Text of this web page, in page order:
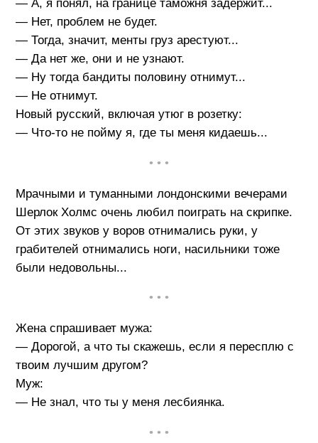
— А, я понял, на границе таможня задержит...
— Нет, проблем не будет.
— Тогда, значит, менты груз арестуют...
— Да нет же, они и не узнают.
— Ну тогда бандиты половину отнимут...
— Не отнимут.
Новый русский, включая утюг в розетку:
— Что-то не пойму я, где ты меня кидаешь...
• • •
Мрачными и туманными лондонскими вечерами
Шерлок Холмс очень любил поиграть на скрипке.
От этих звуков у воров отнимались руки, у
грабителей отнимались ноги, насильники тоже
были недовольны...
• • •
Жена спрашивает мужа:
— Дорогой, а что ты скажешь, если я пересплю с
твоим лучшим другом?
Муж:
— Не знал, что ты у меня лесбиянка.
• • •